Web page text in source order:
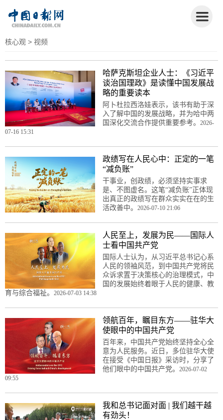
核心观 > 视频
哈萨克斯坦企业人士：《习近平
谈治国理政》是读懂中国发展战
略的重要读本
阿卜杜拉西洛娃表示，该书有助于深
入了解中国的发展战略，并为哈中两
国深化交流合作提供重要参考。 2026-
07-16 15:31
政绩写在人民心中：正定的一笔
“减负账”
干事业，创政绩，必须坚持实事求
是、不图虚名。这笔“减负账”正体现
出真正的政绩写在群众实实在在的生
活改善中。 2026-07-10 21:06
人民至上，发展为民——国际人
士看中国共产党
国际人士认为，从习近平总书记心系
人民的领袖风范，到中国共产党将民
众诉求置于决策核心的治理模式，中
国的发展始终着眼于人民的健康、教
育与综合福祉。 2026-07-03 14:38
领航百年，瞩目东方——驻华大
使眼中的中国共产党
百年来，中国共产党始终坚持全心全
意为人民服务。近日，多位驻华大使
在接受《中国日报》采访时，分享了
他们眼中的中国共产党。 2026-07-02
09:55
我和总书记面对面 | 我们越干越
有劲头！